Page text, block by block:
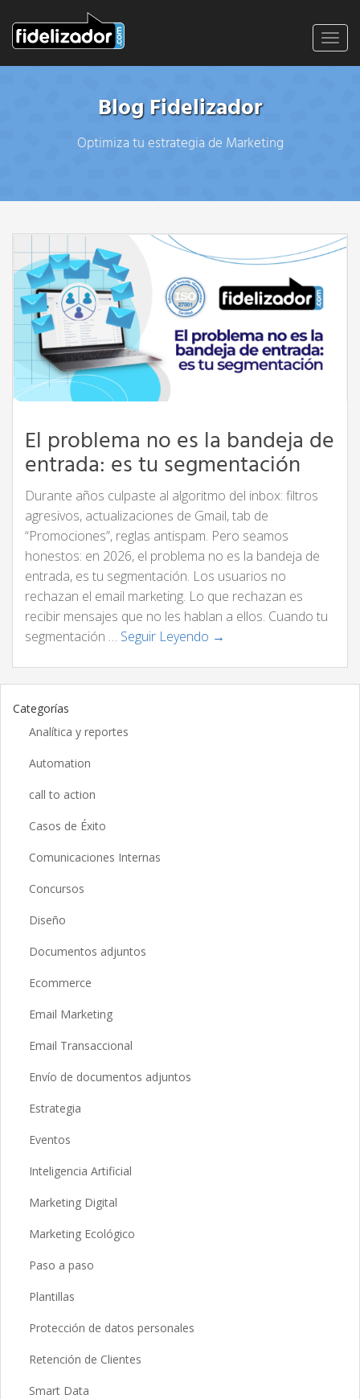
Blog Fidelizador
Optimiza tu estrategia de Marketing
El problema no es la bandeja de
entrada: es tu segmentación
Durante años culpaste al algoritmo del inbox: filtros
agresivos, actualizaciones de Gmail, tab de
“Promociones”, reglas antispam. Pero seamos
honestos: en 2026, el problema no es la bandeja de
entrada, es tu segmentación. Los usuarios no
rechazan el email marketing. Lo que rechazan es
recibir mensajes que no les hablan a ellos. Cuando tu
segmentación … Seguir Leyendo →
Categorías
Analítica y reportes
Automation
call to action
Casos de Éxito
Comunicaciones Internas
Concursos
Diseño
Documentos adjuntos
Ecommerce
Email Marketing
Email Transaccional
Envío de documentos adjuntos
Estrategia
Eventos
Inteligencia Artificial
Marketing Digital
Marketing Ecológico
Paso a paso
Plantillas
Protección de datos personales
Retención de Clientes
Smart Data